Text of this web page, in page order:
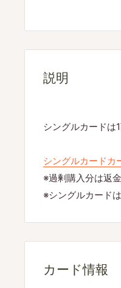
説明
シングルカードは
シングルカードカ
※過剰購入分は返
※シングルカード
カード情報